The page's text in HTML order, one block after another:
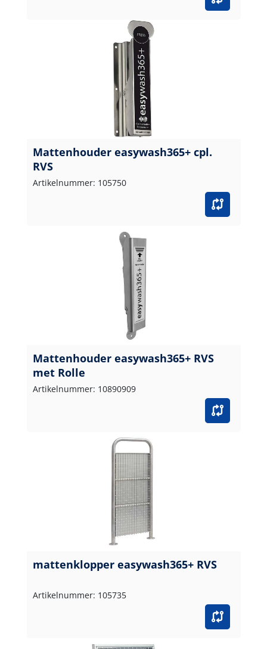
Mattenhouder easywash365+ cpl.
RVS
Artikelnummer: 105750
Mattenhouder easywash365+ RVS
met Rolle
Artikelnummer: 10890909
mattenklopper easywash365+ RVS
Artikelnummer: 105735